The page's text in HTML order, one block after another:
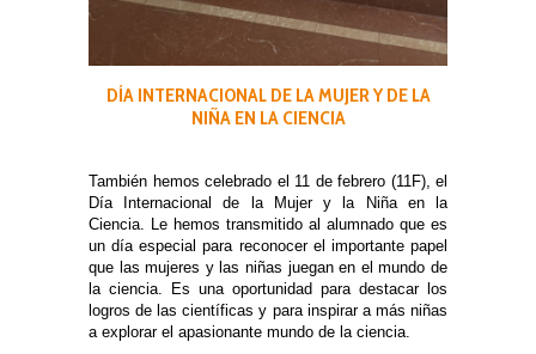
DÍA INTERNACIONAL DE LA MUJER Y DE LA
NIÑA EN LA CIENCIA
También hemos celebrado el 11 de febrero (11F), el
Día Internacional de la Mujer y la Niña en la
Ciencia. Le hemos transmitido al alumnado que es
un día especial para reconocer el importante papel
que las mujeres y las niñas juegan en el mundo de
la ciencia. Es una oportunidad para destacar los
logros de las científicas y para inspirar a más niñas
a explorar el apasionante mundo de la ciencia.